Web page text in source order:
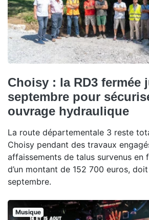
Choisy : la RD3 fermée
septembre pour
ouvrage hydraulique
La route départementale 3 reste
Choisy pendant des travaux
affaissements de talus survenus en
d’un montant de 152 700 euros, doit
septembre.
Musique